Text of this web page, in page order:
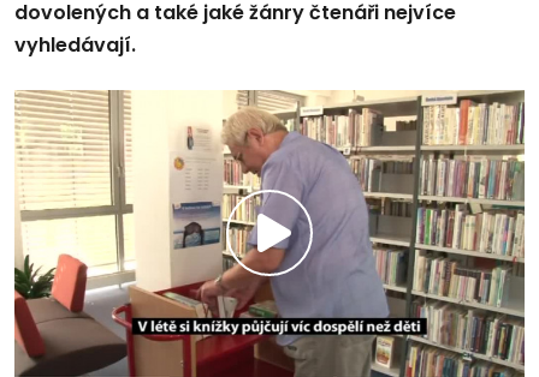
dovolených a také jaké žánry čtenáři nejvíce
vyhledávají.
Přehrát
video